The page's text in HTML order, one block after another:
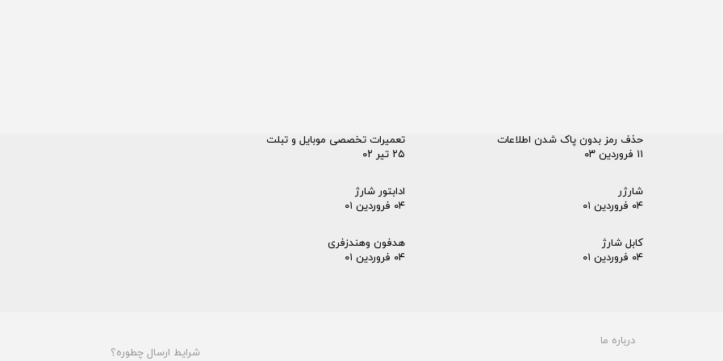
حذف رمز بدون پاک شدن اطلاعات
۱۱ فروردین ۰۳
تعمیرات تخصصی موبایل و تبلت
۲۵ تیر ۰۲
شارژر
۰۴ فروردین ۰۱
ادابتور شارژ
۰۴ فروردین ۰۱
کابل شارژ
۰۴ فروردین ۰۱
هدفون وهندزفری
۰۴ فروردین ۰۱
شرایط ارسال چطوره؟
درباره ما